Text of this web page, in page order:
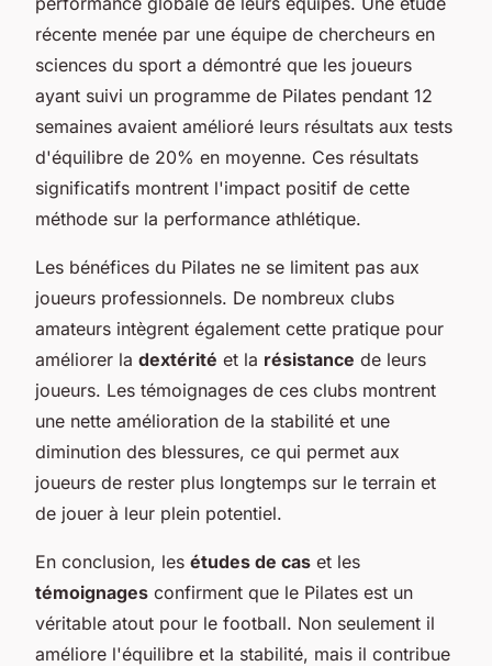
récente menée par une équipe de chercheurs en
sciences du sport a démontré que les joueurs
ayant suivi un programme de Pilates pendant 12
semaines avaient amélioré leurs résultats aux tests
d'équilibre de 20% en moyenne. Ces résultats
significatifs montrent l'impact positif de cette
méthode sur la performance athlétique.
Les bénéfices du Pilates ne se limitent pas aux
joueurs professionnels. De nombreux clubs
amateurs intègrent également cette pratique pour
améliorer la dextérité et la résistance de leurs
joueurs. Les témoignages de ces clubs montrent
une nette amélioration de la stabilité et une
diminution des blessures, ce qui permet aux
joueurs de rester plus longtemps sur le terrain et
de jouer à leur plein potentiel.
En conclusion, les études de cas et les
témoignages confirment que le Pilates est un
véritable atout pour le football. Non seulement il
améliore l'équilibre et la stabilité, mais il contribue